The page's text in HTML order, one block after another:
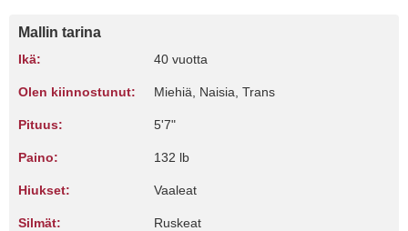
Mallin tarina
Ikä: 40 vuotta
Olen kiinnostunut: Miehiä, Naisia, Trans
Pituus: 5'7"
Paino: 132 lb
Hiukset: Vaaleat
Silmät: Ruskeat